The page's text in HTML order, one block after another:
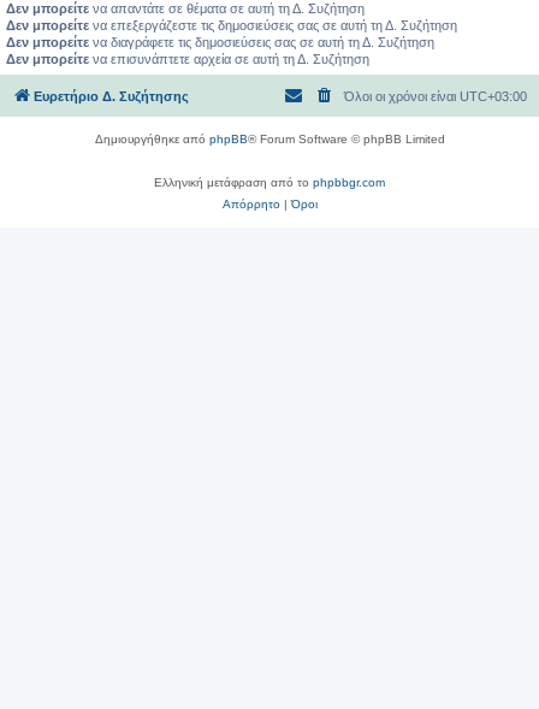
Δεν μπορείτε να απαντάτε σε θέματα σε αυτή τη Δ. Συζήτηση
Δεν μπορείτε να επεξεργάζεστε τις δημοσιεύσεις σας σε αυτή τη Δ. Συζήτηση
Δεν μπορείτε να διαγράφετε τις δημοσιεύσεις σας σε αυτή τη Δ. Συζήτηση
Δεν μπορείτε να επισυνάπτετε αρχεία σε αυτή τη Δ. Συζήτηση
Ευρετήριο Δ. Συζήτησης Όλοι οι χρόνοι είναι UTC+03:00
Δημιουργήθηκε από phpBB® Forum Software © phpBB Limited
Ελληνική μετάφραση από το phpbbgr.com
Απόρρητο|Όροι